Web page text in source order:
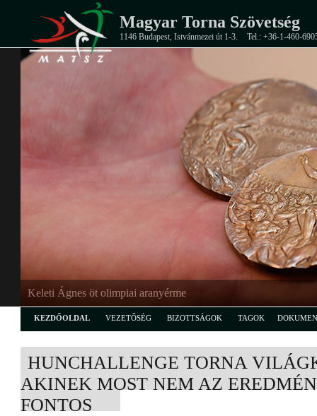
Magyar Torna Szövetség
1146 Budapest, Istvánmezei út 1-3. Tel.: +36-1-460-
Keleti Ágnes öt olimpiai aranyérme
KEZDŐOLDAL VEZETŐSÉG BIZOTTSÁGOK TAGOK
HUNCHALLENGE TORNA
AKINEK MOST NEM AZ
FONTOS